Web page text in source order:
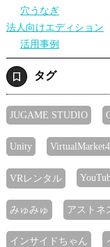
穴うなぎ
法人向けエディション
活用事例
タグ
JUGAME STUDIO
Unity VirtualMarket4
VRレンタル
みゅみゅ アストネ
インサイドちゃん